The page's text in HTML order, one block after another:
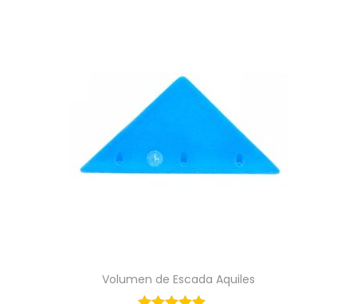
Volumen de Escada Aquiles